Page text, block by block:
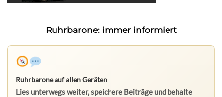
Ruhrbarone: immer informiert
Ruhrbarone auf allen Geräten
Lies unterwegs weiter, speichere Beiträge und behalte